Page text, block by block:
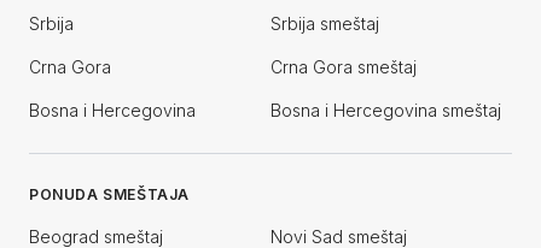
Srbija Srbija smeštaj
Crna Gora Crna Gora smeštaj
Bosna i Hercegovina Bosna i Hercegovina smeštaj
PONUDA SMEŠTAJA
Beograd smeštaj Novi Sad smeštaj